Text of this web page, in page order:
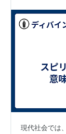
現代社会では